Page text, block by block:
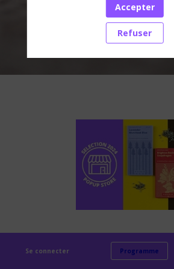
Accédez aux dernières
Collection
graines
Se connecter Programme
Accepter
Refuser